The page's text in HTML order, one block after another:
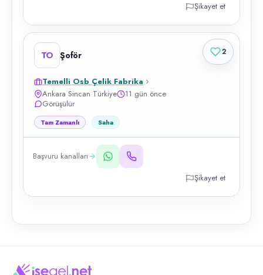
Şikayet et
TO Şoför
Temelli Osb Çelik Fabrika
Ankara Sincan Türkiye
11 gün önce
Görüşülür
Tam Zamanlı Saha
Başvuru kanalları
Şikayet et
2